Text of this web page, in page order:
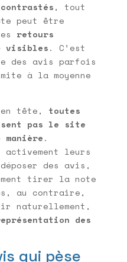
, tout
peut être
retours
visibles. C’est
des avis parfois
à la moyenne
tête, toutes
pas le site
.
leurs
des avis,
tirer la note
au contraire,
naturellement,
des
qui pèse